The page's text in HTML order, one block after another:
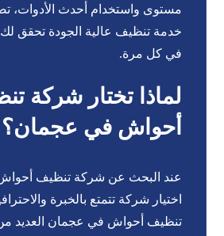
مستوى واستخدام أحدث الأدوات،
خدمة تنظيف عالية الجودة تحقق لك
في كل مرة.
لماذا تختار شركة
أحواش في عجمان؟
عند البحث عن شركة تنظيف
اختيار شركة تتمتع بالخبرة
تنظيف أحواش في عجمان العديد من